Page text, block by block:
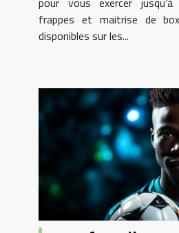
frappes et maitrise de
disponibles sur les...